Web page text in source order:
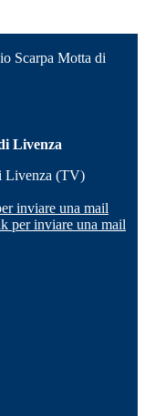
Scarpa Motta di
Livenza
Livenza (TV)
inviare una mail
per inviare una mail